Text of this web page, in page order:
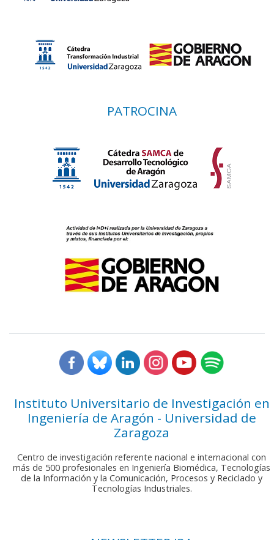
PATROCINA
Instituto Universitario de Investigación en
Ingeniería de Aragón - Universidad de
Zaragoza
Centro de investigación referente nacional e internacional con
más de 500 profesionales en Ingeniería Biomédica, Tecnologías
de la Información y la Comunicación, Procesos y Reciclado y
Tecnologías Industriales.